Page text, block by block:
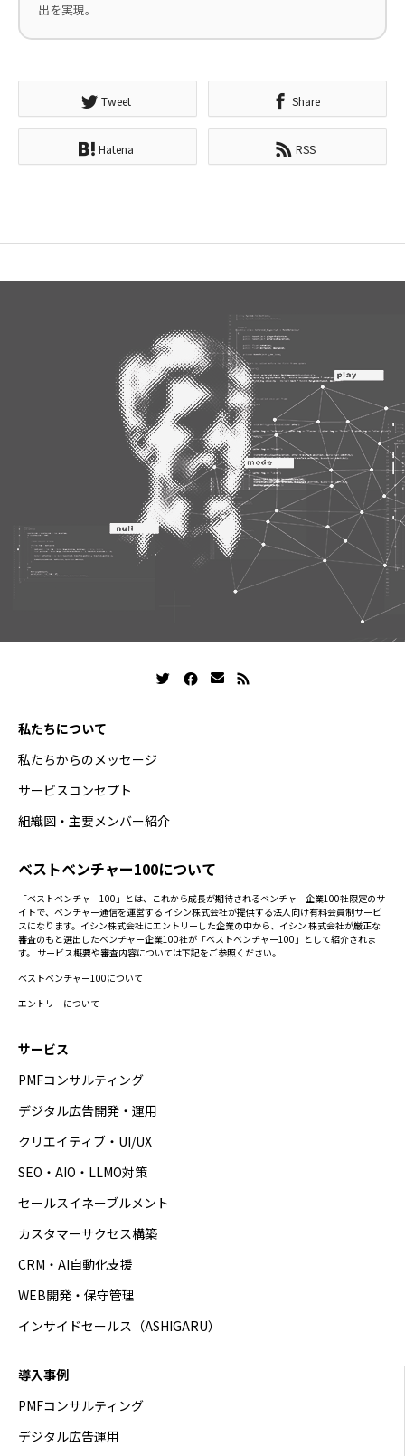
出を実現。
Tweet Share
Hatena RSS
私たちについて
私たちからのメッセージ
サービスコンセプト
組織図・主要メンバー紹介
ベストベンチャー100について
「ベストベンチャー100」とは、これから成長が期待されるベンチャー企業100社限定のサ
イトで、ベンチャー通信を運営する イシン株式会社が提供する法人向け有料会員制サービ
スになります。イシン株式会社にエントリーした企業の中から、イシン 株式会社が厳正な
審査のもと選出したベンチャー企業100社が「ベストベンチャー100」として紹介されま
す。 サービス概要や審査内容については下記をご参照ください。
ベストベンチャー100について
エントリーについて
サービス
PMFコンサルティング
デジタル広告開発・運用
クリエイティブ・UI/UX
SEO・AIO・LLMO対策
セールスイネーブルメント
カスタマーサクセス構築
CRM・AI自動化支援
WEB開発・保守管理
インサイドセールス（ASHIGARU）
導入事例
PMFコンサルティング
デジタル広告運用